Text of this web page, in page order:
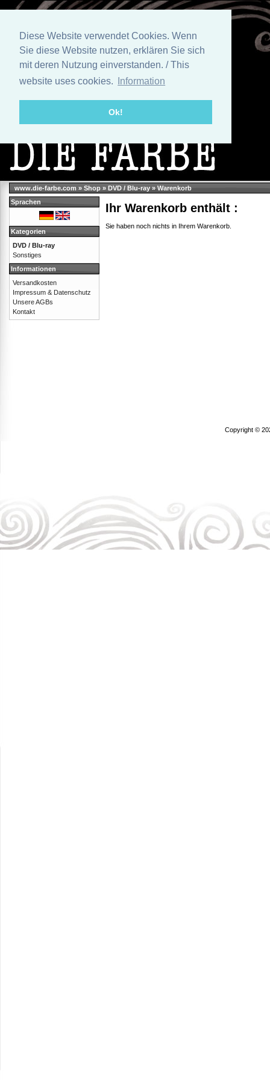
Diese Website verwendet Cookies. Wenn
Sie diese Website nutzen, erklären Sie sich
mit deren Nutzung einverstanden. / This
website uses cookies.
Information
Ok!
www.die-farbe.com » Shop » DVD / Blu-ray » Warenkorb
Ihr Warenkorb enthält :
Sie haben noch nichts in Ihrem Warenkorb.
Sprachen
Kategorien
DVD / Blu-ray
Sonstiges
Informationen
Versandkosten
Impressum & Datenschutz
Unsere AGBs
Kontakt
Copyright ©